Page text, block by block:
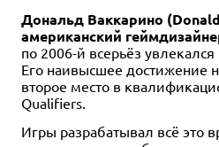
Дональд Ваккарино
американский
по 2006-й всерьёз
Его наивысшее достижение
второе место в
Qualifiers.
Игры разрабатывал всё это